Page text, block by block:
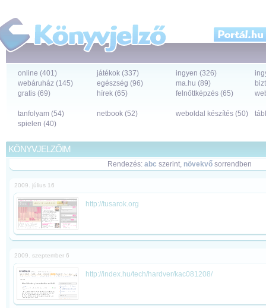
online (401) játékok (337) ingyen (326)
webáruház (145)
egészség (96) ma.hu (89)
gratis (69)
hírek (65) felnőttképzés (65)
tanfolyam (54) netbook (52) weboldal készítés (50)
spielen (40)
KÖNYVJELZŐIM
Rendezés: abc szerint, növekvősorrendben
2009. július 16
http://tusarok.org
2009. szeptember 6
http://index.hu/tech/hardver/kac081208/